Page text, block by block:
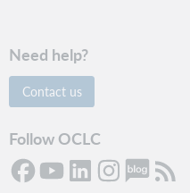
Need help?
Contact us
Follow OCLC